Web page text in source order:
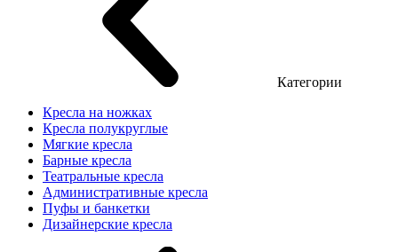
Категории
Кресла на ножках
Кресла полукруглые
Мягкие кресла
Барные кресла
Театральные кресла
Административные кресла
Пуфы и банкетки
Дизайнерские кресла